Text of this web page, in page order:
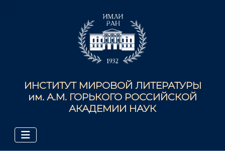
ИНСТИТУТ МИРОВОЙ ЛИТЕРАТУРЫ
им. А.М. ГОРЬКОГО РОССИЙСКОЙ
АКАДЕМИИ НАУК